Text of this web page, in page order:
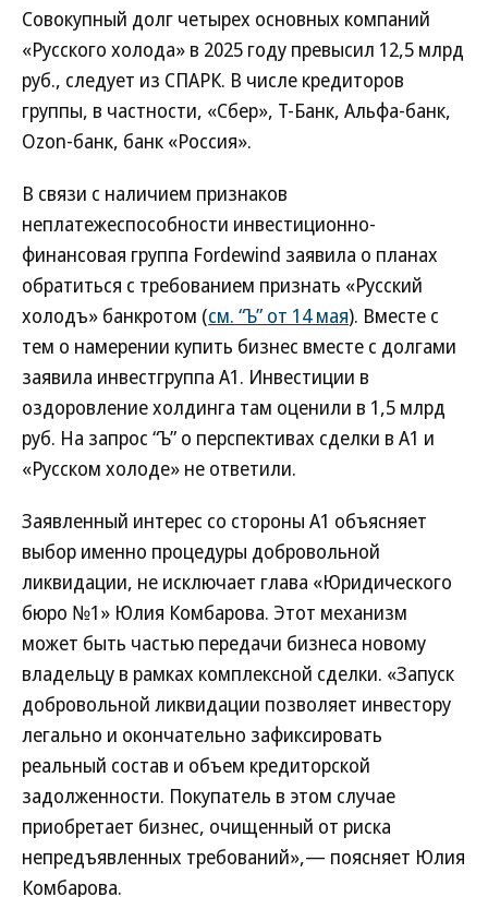
Совокупный долг четырех основных компаний
«Русского холода» в 2025 году превысил 12,5 млрд
руб., следует из СПАРК. В числе кредиторов
группы, в частности, «Сбер», Т-Банк, Альфа-банк,
Ozon-банк, банк «Россия».
В связи с наличием признаков
неплатежеспособности инвестиционно-
финансовая группа Fordewind заявила о планах
обратиться с требованием признать «Русский
холодъ» банкротом (см. “Ъ” от 14 мая). Вместе с
тем о намерении купить бизнес вместе с долгами
заявила инвестгруппа А1. Инвестиции в
оздоровление холдинга там оценили в 1,5 млрд
руб. На запрос “Ъ” о перспективах сделки в А1 и
«Русском холоде» не ответили.
Заявленный интерес со стороны А1 объясняет
выбор именно процедуры добровольной
ликвидации, не исключает глава «Юридического
бюро №1» Юлия Комбарова. Этот механизм
может быть частью передачи бизнеса новому
владельцу в рамках комплексной сделки. «Запуск
добровольной ликвидации позволяет инвестору
легально и окончательно зафиксировать
реальный состав и объем кредиторской
задолженности. Покупатель в этом случае
приобретает бизнес, очищенный от риска
непредъявленных требований»,— поясняет Юлия
Комбарова.